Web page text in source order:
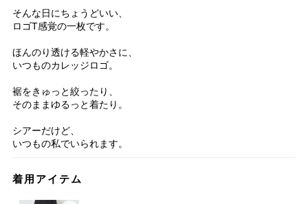
そんな日にちょうどいい、
ロゴT感覚の一枚です。
ほんのり透ける軽やかさに、
いつものカレッジロゴ。
裾をきゅっと絞ったり、
そのままゆるっと着たり。
シアーだけど、
いつもの私でいられます。
着用アイテム